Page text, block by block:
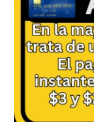
Productos
Sulgeli
Terminos Y